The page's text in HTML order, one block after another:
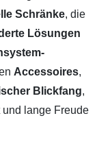
Schränke, die
Lösungen
Accessoires,
Blickfang,
lange Freude